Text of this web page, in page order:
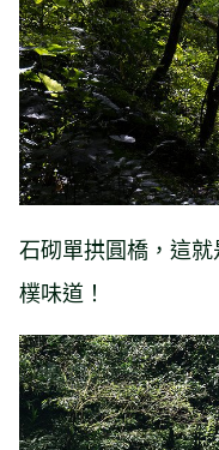
石砌單拱圓橋，這
樸味道！